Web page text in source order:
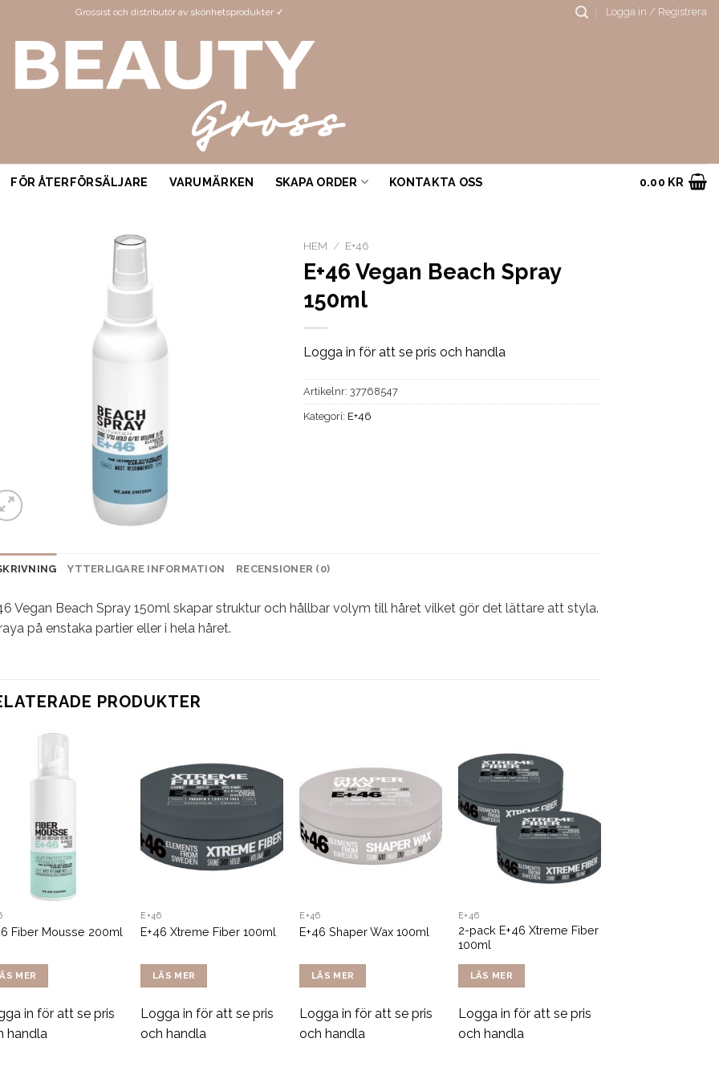
Grossist och distributör av skönhetsprodukter ✓ Logga in / Registrera
FÖR ÅTERFÖRSÄLJARE VARUMÄRKEN SKAPA ORDER KONTAKTA OSS 0.00 KR
HEM / E+46
E+46 Vegan Beach Spray
150ml
Logga in för att se pris och handla
Artikelnr:37768547
Kategori: E+46
YTTERLIGARE INFORMATION RECENSIONER (0)
Vegan Beach Spray 150ml skapar struktur och hållbar volym till håret vilket gör det lättare att styla.
på enstaka partier eller i hela håret.
PRODUKTER
Fiber Mousse 200ml
MER
in för att se pris
handla
E+46
E+46 Xtreme Fiber 100ml
LÄS MER
Logga in för att se pris
och handla
E+46
E+46 Shaper Wax 100ml
LÄS MER
Logga in för att se pris
och handla
E+46
2-pack E+46 Xtreme Fiber
100ml
LÄS MER
Logga in för att se pris
och handla